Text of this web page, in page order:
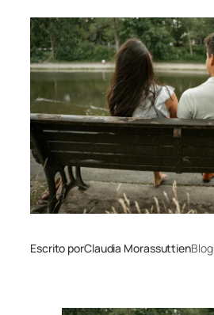
Escrito porClaudia MorassuttienBlog